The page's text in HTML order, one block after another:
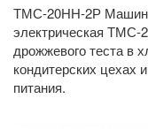
ТМС-20НН-2Р Машина
электрическая ТМС-
дрожжевого теста в
кондитерских цехах
питания.